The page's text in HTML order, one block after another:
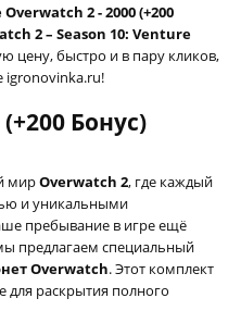
2 - 2000 (+200
2 – Season 10: Venture
цену, быстро и в пару кликов,
igronovinka.ru!
Бонус)
мирOverwatch 2, где каждый
и уникальными
пребывание в игре ещё
предлагаем специальный
Overwatch. Этот комплект
для раскрытия полного